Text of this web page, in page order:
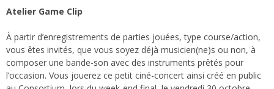
Atelier Game Clip
À partir d’enregistrements de parties jouées, type course/action,
vous êtes invités, que vous soyez déjà musicien(ne)s ou non, à
composer une bande-son avec des instruments prêtés pour
l’occasion. Vous jouerez ce petit ciné-concert ainsi créé en public